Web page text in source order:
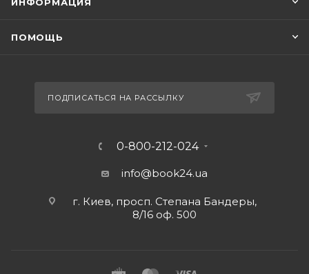
ИНФОРМАЦИЯ
ПОМОЩЬ
ПОДПИСАТЬСЯ НА РАССЫЛКУ
0-800-212-024
info@book24.ua
г. Киев, просп. Степана Бандеры,
8/16 оф. 500